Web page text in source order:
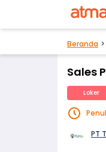
Beranda
Sales
Loker
PT